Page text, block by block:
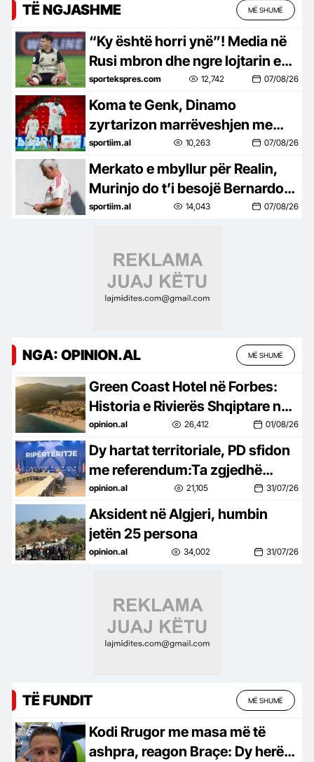
TË NGJASHME MË SHUMË
“Ky është horri ynë”! Media në
Rusi mbron dhe ngre lojtarin e
Shqipërisë: Mbijeton mes…
kafshëve
sportekspres.com 12,742 07/08/26
Koma te Genk, Dinamo
zyrtarizon marrëveshjen me
klubin belg
sportiim.al 10,263 07/08/26
Merkato e mbyllur për Realin,
Murinjo do t’i besojë Bernardo
Silvës në mesfushë,
sportiim.al 14,043 07/08/26
NGA: OPINION.AL MË SHUMË
Green Coast Hotel në Forbes:
Historia e Rivierës Shqiptare në
skenën ndërkombëtare
opinion.al 26,412 01/08/26
Dy hartat territoriale, PD sfidon
me referendum:Ta zgjedhë
qytetari
opinion.al 21,105 31/07/26
Aksident në Algjeri, humbin
jetën 25 persona
opinion.al 34,002 31/07/26
TË FUNDIT MË SHUMË
Kodi Rrugor me masa më të
ashpra, reagon Braçe: Dy herë